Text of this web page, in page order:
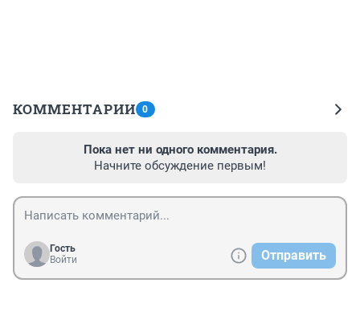
КОММЕНТАРИИ 0
Пока нет ни одного комментария.
Начните обсуждение первым!
Гость
Войти
Отправить